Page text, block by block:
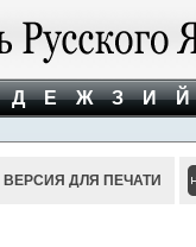
Д Е Ж З И Й
ВЕРСИЯ ДЛЯ ПЕЧАТИ